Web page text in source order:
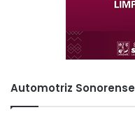
Automotriz Sonorense